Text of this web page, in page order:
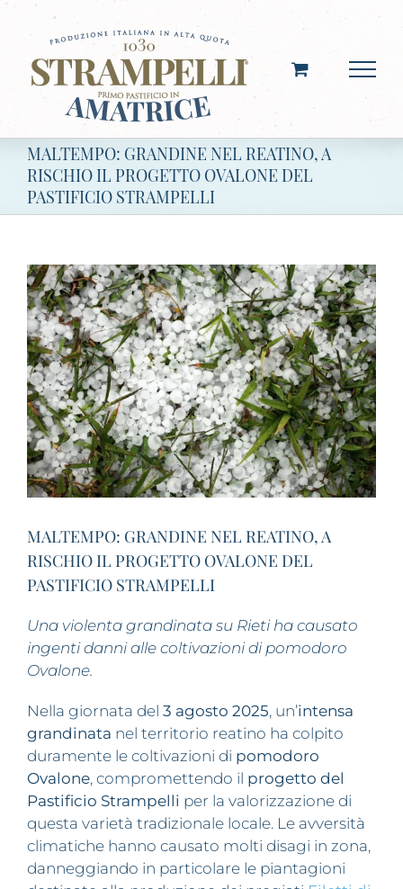
Salta
contenuto
MALTEMPO: GRANDINE NEL REATINO, A
RISCHIO IL PROGETTO OVALONE DEL
PASTIFICIO STRAMPELLI
Ingrandisci
immagine
MALTEMPO: GRANDINE NEL REATINO, A
RISCHIO IL PROGETTO OVALONE DEL
PASTIFICIO STRAMPELLI
Una violenta grandinata su Rieti ha causato
ingenti danni alle coltivazioni di pomodoro
Ovalone.
Nella giornata del 3 agosto 2025, un’intensa
grandinata nel territorio reatino ha colpito
duramente le coltivazioni di pomodoro
Ovalone, compromettendo il progetto del
Pastificio Strampelli per la valorizzazione di
questa varietà tradizionale locale. Le avversità
climatiche hanno causato molti disagi in zona,
danneggiando in particolare le piantagioni